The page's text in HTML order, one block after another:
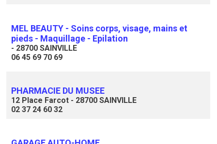
MEL BEAUTY - Soins corps, visage, mains et
pieds - Maquillage - Epilation
- 28700 SAINVILLE
06 45 69 70 69
PHARMACIE DU MUSEE
12 Place Farcot - 28700 SAINVILLE
02 37 24 60 32